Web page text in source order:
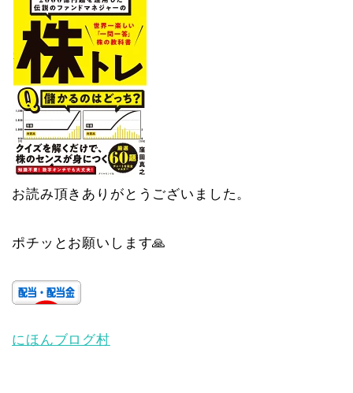
お読み頂きありがとうございました。
ポチッとお願いします🙏
にほんブログ村